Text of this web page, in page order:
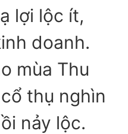
lợi lộc ít,
doanh.
mùa Thu
thụ nghìn
nảy lộc.